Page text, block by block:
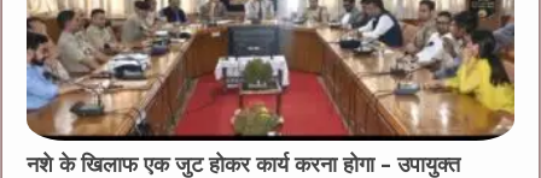
नशे के खिलाफ एक जुट होकर कार्य करना होगा – उपायुक्त